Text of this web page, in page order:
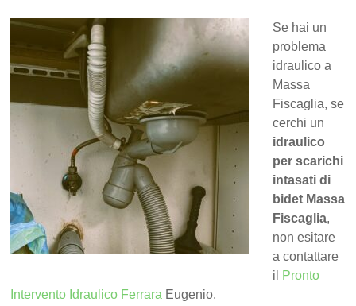
Se hai un
problema
idraulico a
Massa
Fiscaglia, se
cerchi un
idraulico
per scarichi
intasati di
bidet Massa
Fiscaglia,
non esitare
a contattare
il Pronto
Intervento Idraulico Ferrara Eugenio.